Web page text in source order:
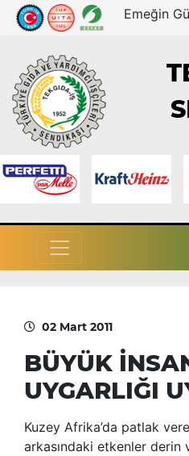
Emeğin
02 Mart 2011
BÜYÜK
UYGARLIĞI
Kuzey Afrika’da patlak
arkasındaki etkenler derin